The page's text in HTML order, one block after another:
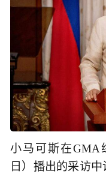
小马可斯在GMA
日）播出的采访中